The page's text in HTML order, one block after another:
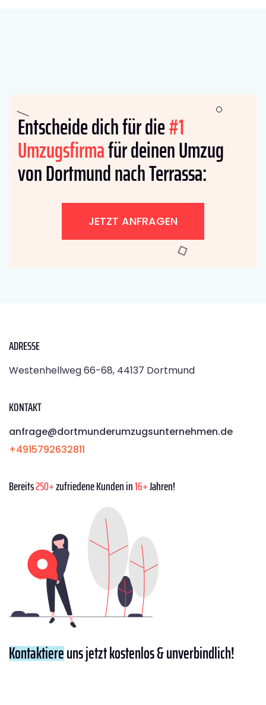
Entscheide dich für die#1
Umzugsfirmafür deinen Umzug
von Dortmund nach Terrassa:
JETZT ANFRAGEN
ADRESSE
Westenhellweg 66-68, 44137 Dortmund
KONTAKT
anfrage@dortmunderumzugsunternehmen.de
+4915792632811
Bereits250+zufriedene Kunden in16+Jahren!
Kontaktiereuns jetzt kostenlos & unverbindlich!